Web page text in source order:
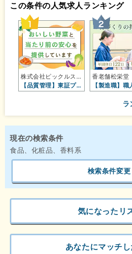
この条件の人気求人ランキング
株式会社ピックルスコーポレーション…
【品質管理】東証プライム上場グルー…
香老舗松栄堂
ラ
現在の検索条件
食品、化粧品、香料系
検索条件変更
気になったリ
あなたにマッチ